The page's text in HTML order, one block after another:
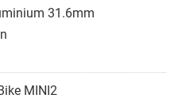
31.6mm
MINI2